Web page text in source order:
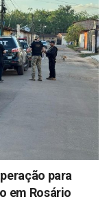
para
em Rosário